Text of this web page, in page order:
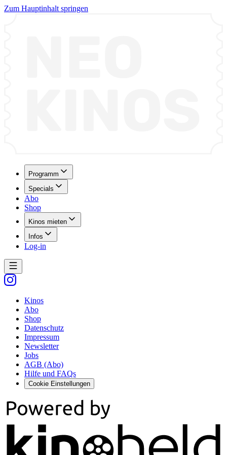
Zum Hauptinhalt springen
Programm
Specials
Abo
Shop
Kinos mieten
Infos
Log-in
Kinos
Abo
Shop
Datenschutz
Impressum
Newsletter
Jobs
AGB (Abo)
Hilfe und FAQs
Cookie Einstellungen